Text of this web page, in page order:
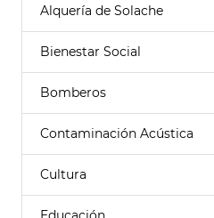
Alquería de Solache
Bienestar Social
Bomberos
Contaminación Acústica
Cultura